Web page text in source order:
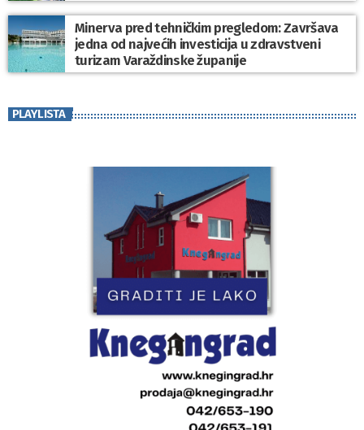
Minerva pred tehničkim pregledom: Završava
jedna od najvećih investicija u zdravstveni
turizam Varaždinske županije
PLAYLISTA